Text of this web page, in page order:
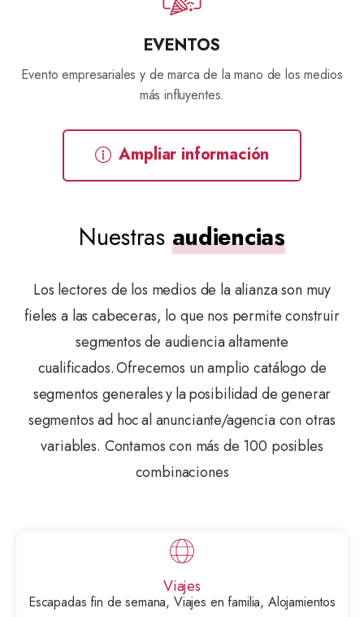
EVENTOS
Evento empresariales y de marca de la mano de los medios
más influyentes.
Ampliar información
Nuestras audiencias
Los lectores de los medios de la alianza son muy
fieles a las cabeceras, lo que nos permite construir
segmentos de audiencia altamente
cualificados. Ofrecemos un amplio catálogo de
segmentos generales y la posibilidad de generar
segmentos ad hoc al anunciante/agencia con otras
variables. Contamos con más de 100 posibles
combinaciones
Viajes
Escapadas fin de semana, Viajes en familia, Alojamientos